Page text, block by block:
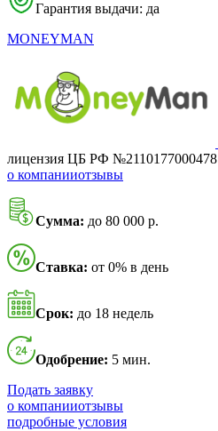
Гарантия выдачи: да
MONEYMAN
лицензия ЦБ РФ №2110177000478
о компанииотзывы
Сумма: до 80 000 р.
Ставка: от 0% в день
Срок: до 18 недель
Одобрение: 5 мин.
Подать заявку
о компанииотзывы
подробные условия